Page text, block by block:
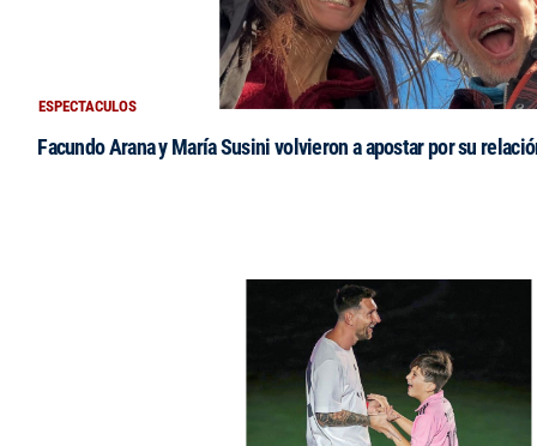
ESPECTACULOS
Facundo Arana y María Susini volvieron a apostar por su